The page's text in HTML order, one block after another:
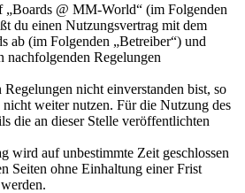
@ MM-World“ (im Folgenden
du einen Nutzungsvertrag mit dem
ab (im Folgenden „Betreiber“) und
nachfolgenden Regelungen
nicht einverstanden bist, so
weiter nutzen. Für die Nutzung des
die an dieser Stelle veröffentlichten
wird auf unbestimmte Zeit geschlossen
Seiten ohne Einhaltung einer Frist